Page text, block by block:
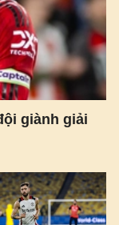
giành giải